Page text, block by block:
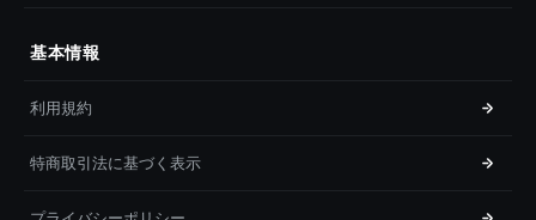
基本情報
利用規約
特商取引法に基づく表示